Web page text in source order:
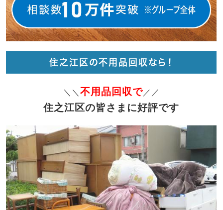
住之江区の不用品回収なら！
＼＼ 不用品回収で／／
住之江区の皆さまに好評です